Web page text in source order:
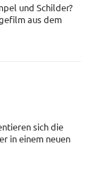
und Schilder?
aus dem
sich die
in einem neuen